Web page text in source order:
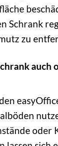
Schrank
zu
auch
oder